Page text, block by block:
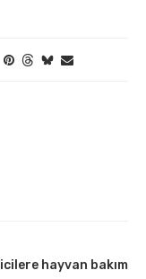
hayvan bakım